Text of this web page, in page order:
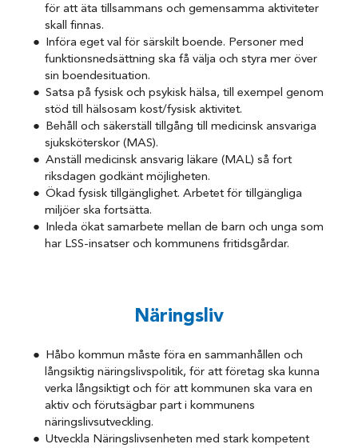
för att äta tillsammans och gemensamma aktiviteter
skall finnas.
Införa eget val för särskilt boende. Personer med
funktionsnedsättning ska få välja och styra mer över
sin boendesituation.
Satsa på fysisk och psykisk hälsa, till exempel genom
stöd till hälsosam kost/fysisk aktivitet.
Behåll och säkerställ tillgång till medicinsk ansvariga
sjuksköterskor (MAS).
Anställ medicinsk ansvarig läkare (MAL) så fort
riksdagen godkänt möjligheten.
Ökad fysisk tillgänglighet. Arbetet för tillgängliga
miljöer ska fortsätta.
Inleda ökat samarbete mellan de barn och unga som
har LSS-insatser och kommunens fritidsgårdar.
Näringsliv
Håbo kommun måste föra en sammanhållen och
långsiktig näringslivspolitik, för att företag ska kunna
verka långsiktigt och för att kommunen ska vara en
aktiv och förutsägbar part i kommunens
näringslivsutveckling.
Utveckla Näringslivsenheten med stark kompetent